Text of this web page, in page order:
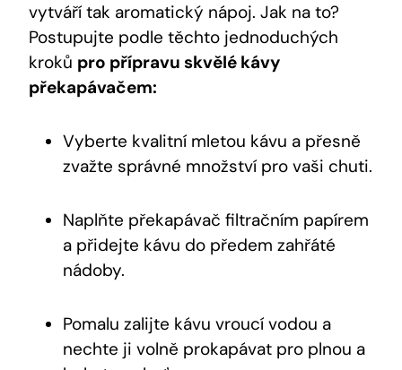
vytváří tak aromatický nápoj. Jak na to?
Postupujte podle těchto jednoduchých
kroků pro přípravu skvělé kávy
překapávačem:
Vyberte kvalitní mletou kávu a přesně
zvažte správné množství pro vaši chuti.
Naplňte překapávač filtračním papírem
a přidejte kávu do předem zahřáté
nádoby.
Pomalu zalijte kávu vroucí vodou a
nechte ji volně prokapávat pro plnou a